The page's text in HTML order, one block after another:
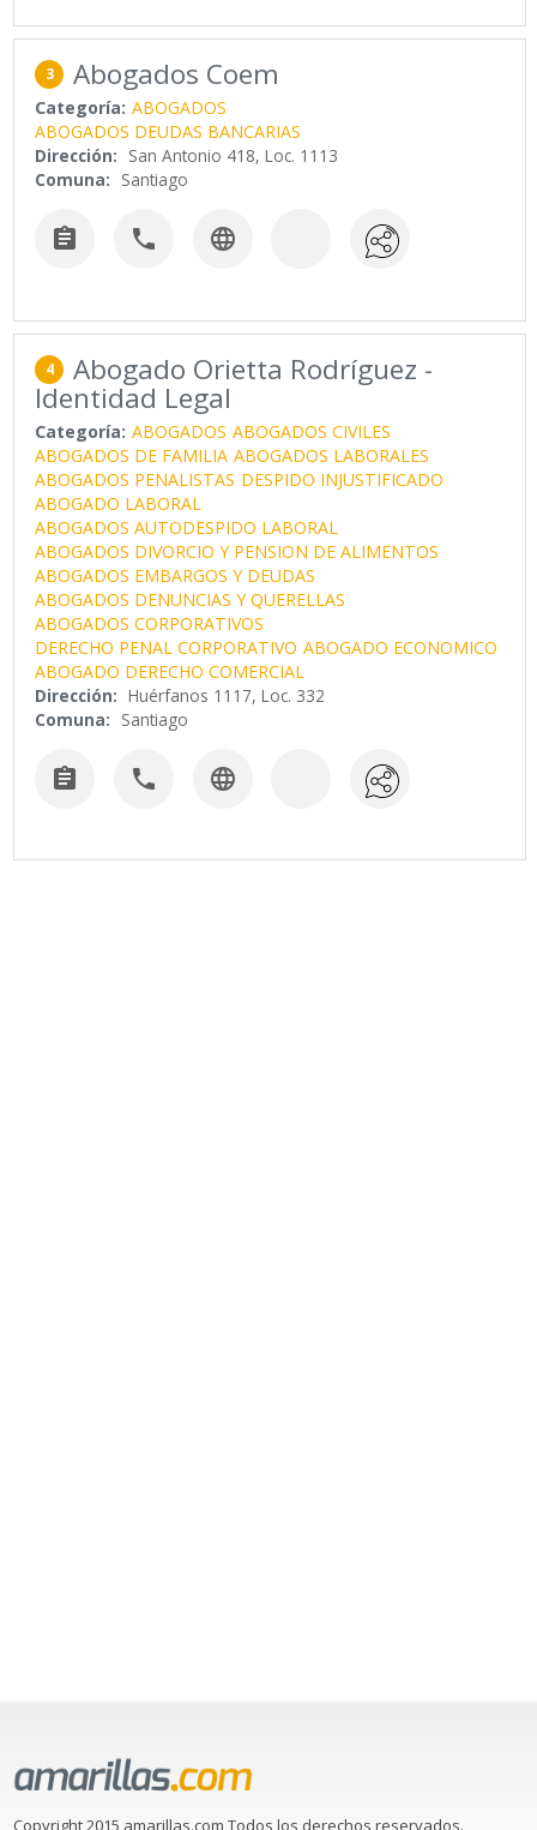
3 Abogados Coem
Categoría: ABOGADOS
ABOGADOS DEUDAS BANCARIAS
Dirección: San Antonio 418, Loc. 1113
Comuna: Santiago
  
4 Abogado Orietta Rodríguez -
Identidad Legal
Categoría: ABOGADOS ABOGADOS CIVILES
ABOGADOS DE FAMILIA ABOGADOS LABORALES
ABOGADOS PENALISTAS DESPIDO INJUSTIFICADO
ABOGADO LABORAL
ABOGADOS AUTODESPIDO LABORAL
ABOGADOS DIVORCIO Y PENSION DE ALIMENTOS
ABOGADOS EMBARGOS Y DEUDAS
ABOGADOS DENUNCIAS Y QUERELLAS
ABOGADOS CORPORATIVOS
DERECHO PENAL CORPORATIVO ABOGADO ECONOMICO
ABOGADO DERECHO COMERCIAL
Dirección: Huérfanos 1117, Loc. 332
Comuna: Santiago
  
Copyright 2015 amarillas.com Todos los derechos reservados.